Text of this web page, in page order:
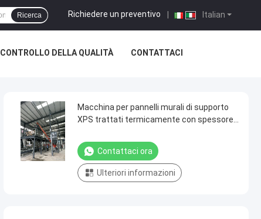
Italian
Richiedere un preventivo
Ricerca
CONTROLLO DELLA QUALITÀ CONTATTACI
Macchina per pannelli murali di supporto
XPS trattati termicamente con spessore
Contattaci ora
Ulteriori informazioni